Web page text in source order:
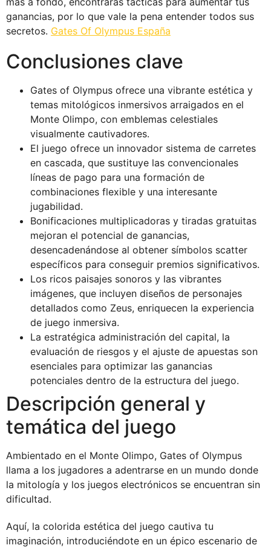
ganancias, por lo que vale la pena entender todos sus
secretos. Gates Of Olympus España
Conclusiones clave
Gates of Olympus ofrece una vibrante estética y
temas mitológicos inmersivos arraigados en el
Monte Olimpo, con emblemas celestiales
visualmente cautivadores.
El juego ofrece un innovador sistema de carretes
en cascada, que sustituye las convencionales
líneas de pago para una formación de
combinaciones flexible y una interesante
jugabilidad.
Bonificaciones multiplicadoras y tiradas gratuitas
mejoran el potencial de ganancias,
desencadenándose al obtener símbolos scatter
específicos para conseguir premios significativos.
Los ricos paisajes sonoros y las vibrantes
imágenes, que incluyen diseños de personajes
detallados como Zeus, enriquecen la experiencia
de juego inmersiva.
La estratégica administración del capital, la
evaluación de riesgos y el ajuste de apuestas son
esenciales para optimizar las ganancias
potenciales dentro de la estructura del juego.
Descripción general y
temática del juego
Ambientado en el Monte Olimpo, Gates of Olympus
llama a los jugadores a adentrarse en un mundo donde
la mitología y los juegos electrónicos se encuentran sin
dificultad.
Aquí, la colorida estética del juego cautiva tu
imaginación, introduciéndote en un épico escenario de